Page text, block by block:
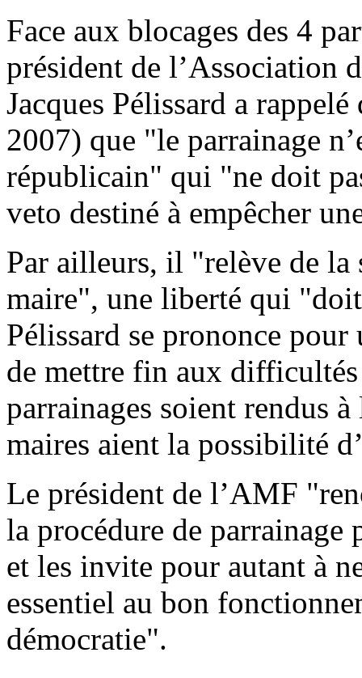
Face aux blocages des 4
président de l’Association
Jacques Pélissard a
2007) que "le parrainage
républicain" qui "ne doit
veto destiné à empêcher
Par ailleurs, il "relève de la
maire", une liberté qui "doit
Pélissard se prononce
de mettre fin aux
parrainages soient rendus
maires aient la possibilité
Le président de l’AMF
la procédure de
et les invite pour autant à
essentiel au bon
démocratie".